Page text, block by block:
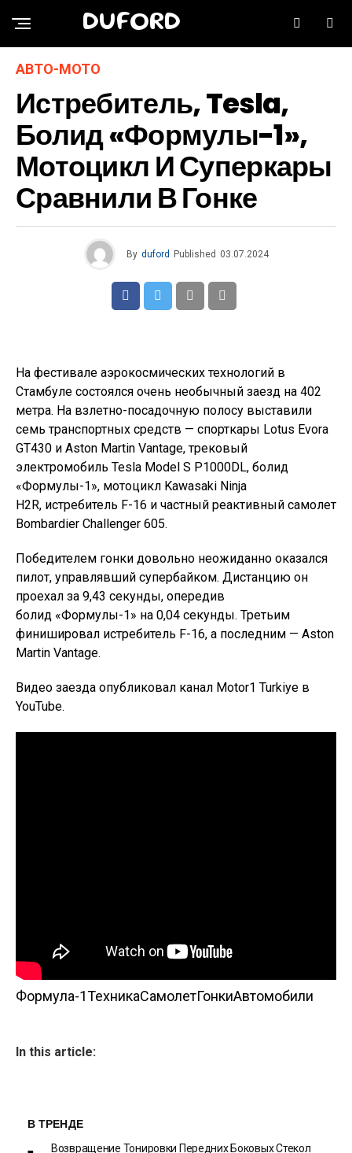
DUFORD
АВТО-МОТО
Истребитель, Tesla,
Болид «Формулы-1»,
Мотоцикл И Суперкары
Сравнили В Гонке
By duford Published 03.07.2024
На фестивале аэрокосмических технологий в
Стамбуле состоялся очень необычный заезд на 402
метра. На взлетно-посадочную полосу выставили
семь транспортных средств — спорткары Lotus Evora
GT430 и Aston Martin Vantage, трековый
электромобиль Tesla Model S P1000DL, болид
«Формулы-1», мотоцикл Kawasaki Ninja
H2R, истребитель F-16 и частный реактивный самолет
Bombardier Challenger 605.
Победителем гонки довольно неожиданно оказался
пилот, управлявший супербайком. Дистанцию он
проехал за 9,43 секунды, опередив
болид «Формулы-1» на 0,04 секунды. Третьим
финишировал истребитель F-16, а последним — Aston
Martin Vantage.
Видео заезда опубликовал канал Motor1 Turkiye в
YouTube.
Формула-1ТехникаСамолетГонкиАвтомобили
In this article:
В ТРЕНДЕ
Возвращение Тонировки Передних Боковых Стекол